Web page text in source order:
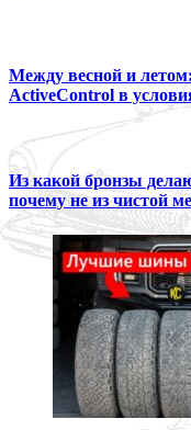
Между весной и
ActiveControl в
Из какой бронзы
почему не из чистой